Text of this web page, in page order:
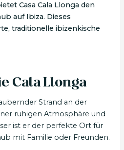
Casa Cala Llonga den
auf Ibiza. Dieses
traditionelle ibizenkische
Cala Llonga
Strand an der
ruhigen Atmosphäre und
ist er der perfekte Ort für
mit Familie oder Freunden.